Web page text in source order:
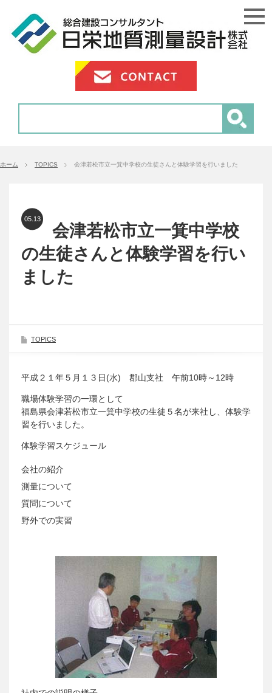
ホーム TOPICS 会津若松市立一箕中学校の生徒さんと体験学習を行いました
05.13
会津若松市立一箕中学校
の生徒さんと体験学習を行い
ました
TOPICS
平成２１年５月１３日(水) 郡山支社 午前10時～12時
職場体験学習の一環として
福島県会津若松市立一箕中学校の生徒５名が来社し、体験学
習を行いました。
体験学習スケジュール
会社の紹介
測量について
質問について
野外での実習